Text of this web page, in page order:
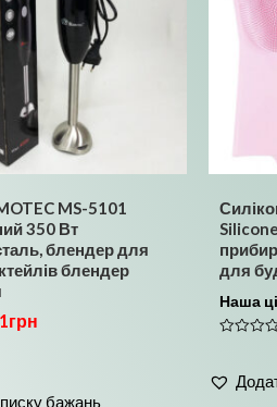
MS-5101
350 Вт
блендер для
блендер
грн
бажань
для
Наша
з